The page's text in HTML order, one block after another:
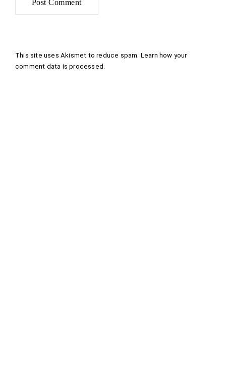
This site uses Akismet to reduce spam. Learn how your
comment data is processed .